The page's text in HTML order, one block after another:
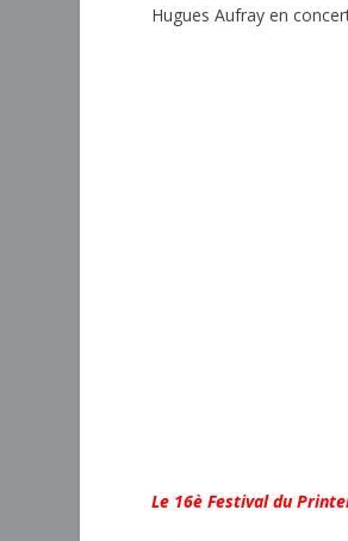
Hugues Aufray en
Le 16è Festival du